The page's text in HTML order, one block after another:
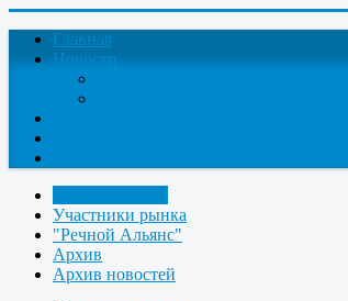
Главная
Новости
Участники рынка
"Речной Альянс"
Архив
Архив новостей